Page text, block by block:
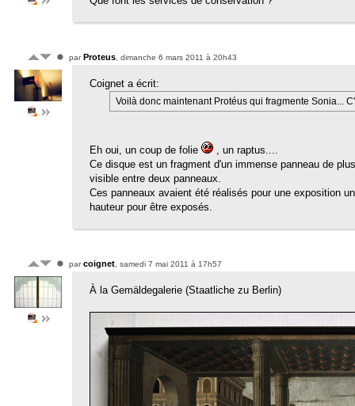
parProteus , dimanche 6 mars 2011 à 20h43
Coignet a écrit:
Voilà donc maintenant Protéus qui fragmente Sonia...
Eh oui, un coup de folie
, un raptus....
Ce disque est un fragment d'un immense panneau de
visible entre deux panneaux.
Ces panneaux avaient été réalisés pour une exposition
hauteur pour être exposés.
parcoignet , samedi 7 mai 2011 à 17h57
À la Gemäldegalerie (Staatliche zu Berlin)